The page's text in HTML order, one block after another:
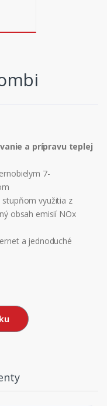
a prípravu teplej
7-
stupňom využitia z
obsah emisií NOx
a jednoduché